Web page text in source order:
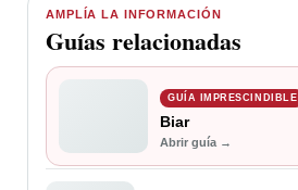
AMPLÍA LA INFORMACIÓN
Guías relacionadas
GUÍA IMPRESCINDIBLE
Biar
Abrir guía →